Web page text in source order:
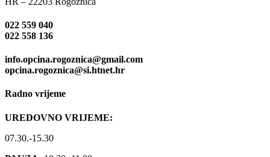
022 559 040
022 558 136
info.opcina.rogoznica@gmail.com
opcina.rogoznica@si.htnet.hr
Radno vrijeme
UREDOVNO VRIJEME:
07.30.-15.30